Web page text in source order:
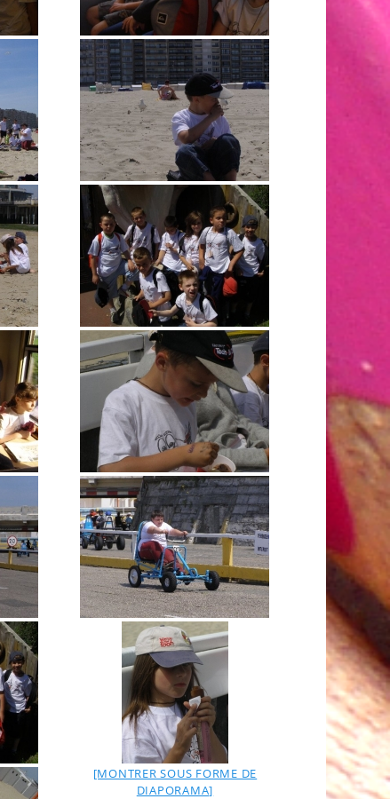
[MONTRER SOUS FORME DE
DIAPORAMA]